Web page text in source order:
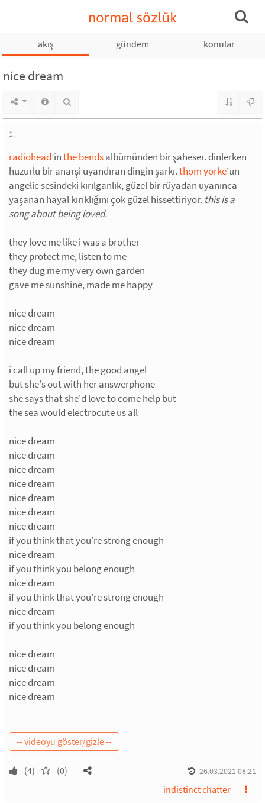
normal sözlük
akış gündem konular
nice dream
1.
radiohead’inthe bendsalbümünden bir şaheser. dinlerken
huzurlu bir anarşi uyandıran dingin şarkı.thom yorke’un
angelic sesindeki kırılganlık, güzel bir rüyadan uyanınca
yaşanan hayal kırıklığını çok güzel hissettiriyor. this is a
song about being loved.
they love me like i was a brother
they protect me, listen to me
they dug me my very own garden
gave me sunshine, made me happy
nice dream
nice dream
nice dream
i call up my friend, the good angel
but she's out with her answerphone
she says that she'd love to come help but
the sea would electrocute us all
nice dream
nice dream
nice dream
nice dream
nice dream
nice dream
nice dream
if you think that you're strong enough
nice dream
if you think you belong enough
nice dream
if you think that you're strong enough
nice dream
if you think you belong enough
nice dream
nice dream
nice dream
nice dream
(4) (0) 26.03.2021 08:21
indistinct chatter